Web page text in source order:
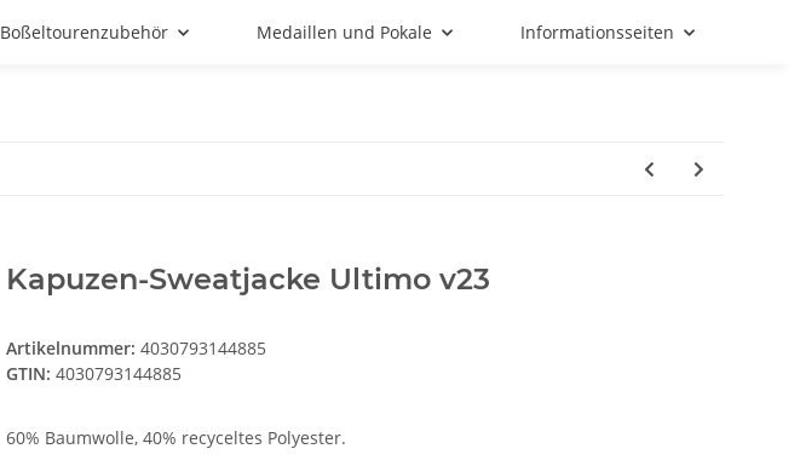
Boßeltourenzubehör Medaillen und Pokale Informationsseiten
Kapuzen-Sweatjacke Ultimo v23
Artikelnummer: 4030793144885
GTIN: 4030793144885
60% Baumwolle, 40% recyceltes Polyester.